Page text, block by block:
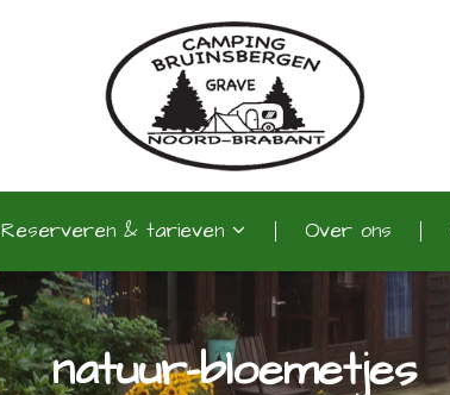
Reserveren & tarieven Over ons
natuur-bloemetjes